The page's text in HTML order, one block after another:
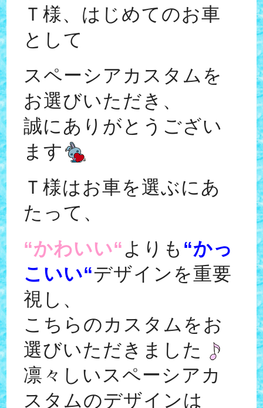
Ｔ様、はじめてのお車
として
スペーシアカスタムを
お選びいただき、
誠にありがとうござい
ます
Ｔ様はお車を選ぶにあ
たって、
“かわいい“よりも “かっ
こいい“デザインを重要
視し、
こちらのカスタムをお
選びいただきました
凛々しいスペーシアカ
スタムのデザインは